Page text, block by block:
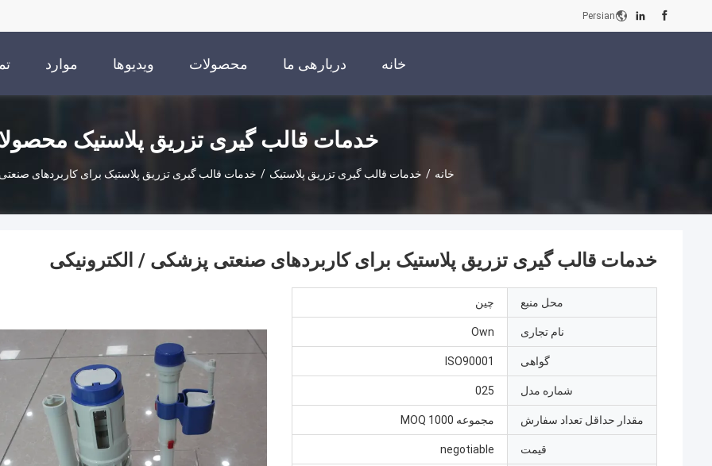
Persian
خانه دربارهی ما محصولات ویدیوها موارد
خدمات قالب گیری تزریق پلاستیک
خانه / خدمات قالب گیری تزریق پلاستیک / خدمات قالب گیری تزریق پلاستیک برای کاربردهای
خدمات قالب گیری تزریق پلاستیک برای کاربردهای صنعتی پزشکی / الکترونیکی
محل منبع چین
نام تجاری Own
گواهی ISO90001
شماره مدل 025
مقدار حداقل تعداد سفارش مجموعه MOQ 1000
قیمت negotiable